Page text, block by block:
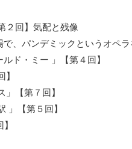
２回】気配と残像
、パンデミックというオペ
ド・ミー 」【第４回】
【第７回】
」【第５回】